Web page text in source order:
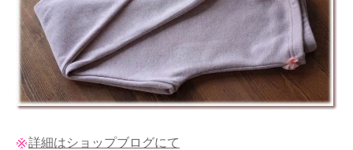
詳細はショップブログにて